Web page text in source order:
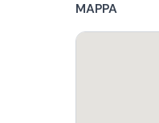
MAPPA